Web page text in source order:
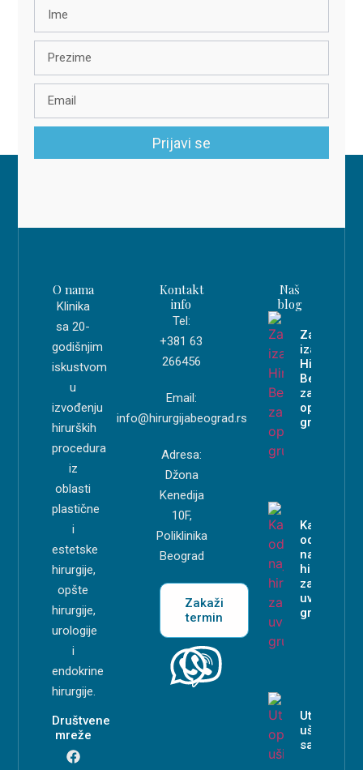
Prijavi se
O nama
Klinika
sa 20-
godišnjim
iskustvom
u
izvođenju
hirurških
procedura
iz
oblasti
plastične
i
estetske
hirurgije,
opšte
hirurgije,
urologije
i
endokrine
hirurgije.
Društvene
mreže
Kontakt
info
Tel:
+381 63
266456
Email:
info@hirurgijabeograd.rs
Adresa:
Džona
Kenedija
10F,
Poliklinika
Beograd
Zakaži
termin
Naš
blog
Zašto
izabrati
Hirurgiju
Beograd
za
operaciju
grudi?
Kako
odabrati
najboljeg
hirurga
za
uvećanje
grudi?
Uticaj
ušiju na